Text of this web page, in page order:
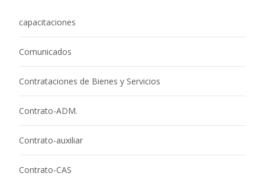
capacitaciones
Comunicados
Contrataciones de Bienes y Servicios
Contrato-ADM.
Contrato-auxiliar
Contrato-CAS